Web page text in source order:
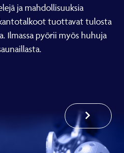
ja mahdollisuuksia
tuottavat tulosta
Ilmassa pyörii myös huhuja